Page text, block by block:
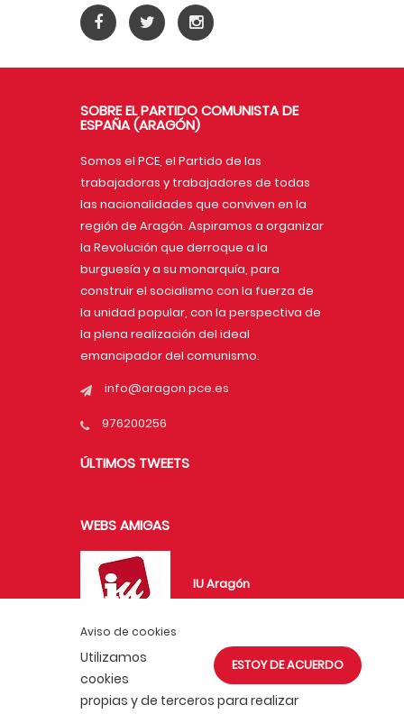
Aviso de cookies
ESTOY DE ACUERDO
Utilizamos
cookies
propias y de terceros para realizar
SOBRE EL PARTIDO COMUNISTA DE
ESPAÑA (ARAGÓN)
Somos el PCE, el Partido de las
trabajadoras y trabajadores de todas
las nacionalidades que conviven en la
región de Aragón. Aspiramos a organizar
la Revolución que derroque a la
burguesía y a su monarquía, para
construir el socialismo con la fuerza de
la unidad popular, con la perspectiva de
la plena realización del ideal
emancipador del comunismo.
info@aragon.pce.es
976200256
ÚLTIMOS TWEETS
WEBS AMIGAS
IU Aragón
UJCE en Aragón